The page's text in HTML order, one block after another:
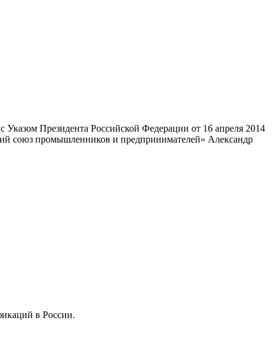
Президента Российской Федерации от 16 апреля 2014
союз промышленников и предпринимателей» Александр
в России.